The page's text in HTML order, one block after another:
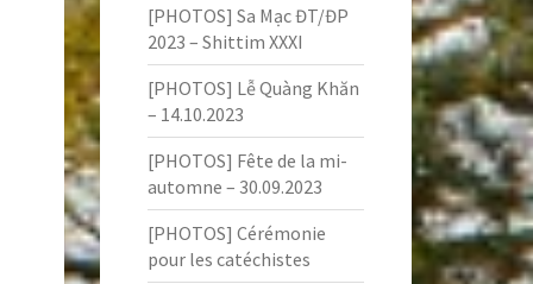
[PHOTOS] Sa Mạc ĐT/ĐP
2023 – Shittim XXXI
[PHOTOS] Lễ Quàng Khăn
– 14.10.2023
[PHOTOS] Fête de la mi-
automne – 30.09.2023
[PHOTOS] Cérémonie
pour les catéchistes